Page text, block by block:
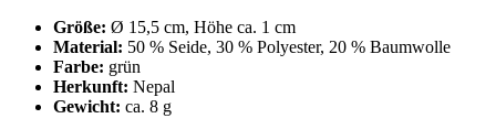
Größe: Ø 15,5 cm, Höhe ca. 1 cm
Material: 50 % Seide, 30 % Polyester, 20 % Baumwolle
Farbe: grün
Herkunft: Nepal
Gewicht: ca. 8 g